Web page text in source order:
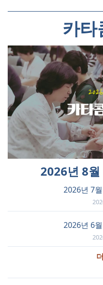
카타
2026년 8
2026년 7
2026년 6